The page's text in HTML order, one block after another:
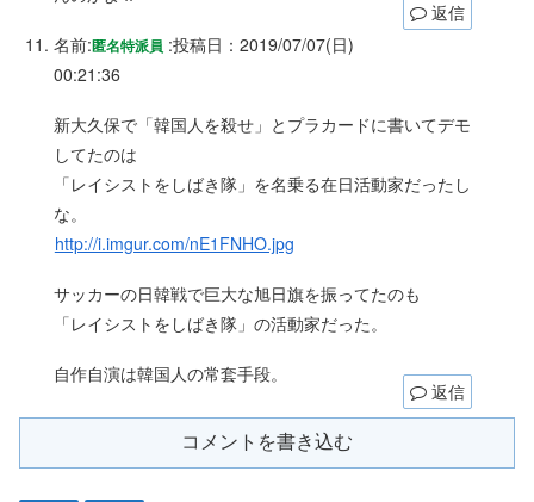
返信
名前:匿名特派員 :投稿日：2019/07/07(日)
00:21:36
新大久保で「韓国人を殺せ」とプラカードに書いてデモ
してたのは
「レイシストをしばき隊」を名乗る在日活動家だったし
な。
http://i.imgur.com/nE1FNHO.jpg
サッカーの日韓戦で巨大な旭日旗を振ってたのも
「レイシストをしばき隊」の活動家だった。
自作自演は韓国人の常套手段。
返信
コメントを書き込む